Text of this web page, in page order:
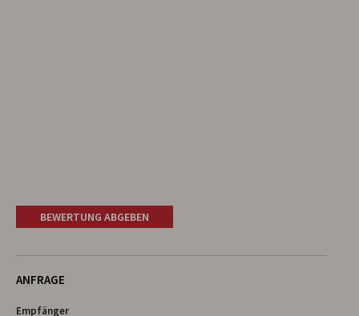
BEWERTUNG ABGEBEN
ANFRAGE
Empfänger